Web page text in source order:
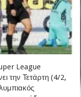
League
την Τετάρτη (4/2,